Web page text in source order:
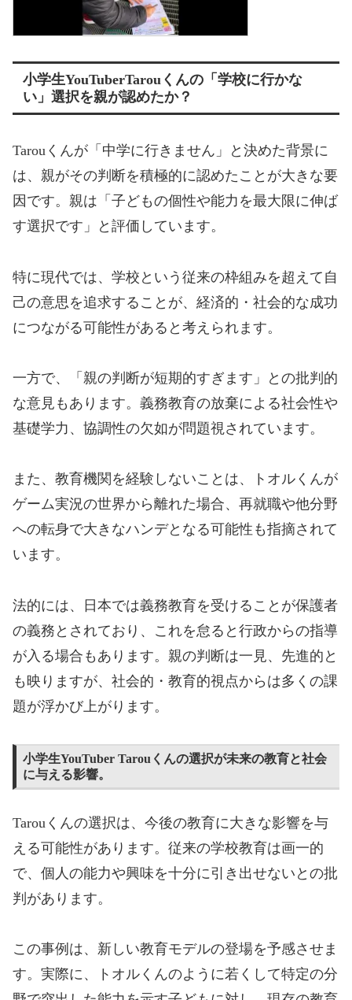
小学生YouTuberTarouくんの「学校に行かな
い」選択を親が認めたか？
Tarou くんが「中学に行きません」と決めた背景に
は、親がその判断を積極的に認めたことが大きな要
因です。親は「子どもの個性や能力を最大限に伸ば
す選択です」と評価しています。
特に現代では、学校という従来の枠組みを超えて自
己の意思を追求することが、経済的・社会的な成功
につながる可能性があると考えられます。
一方で、「親の判断が短期的すぎます」との批判的
な意見もあります。義務教育の放棄による社会性や
基礎学力、協調性の欠如が問題視されています。
また、教育機関を経験しないことは、トオルくんが
ゲーム実況の世界から離れた場合、再就職や他分野
への転身で大きなハンデとなる可能性も指摘されて
います。
法的には、日本では義務教育を受けることが保護者
の義務とされており、これを怠ると行政からの指導
が入る場合もあります。親の判断は一見、先進的と
も映りますが、社会的・教育的視点からは多くの課
題が浮かび上がります。
小学生YouTuber Tarou くんの選択が未来の教育と社会
に与える影響。
Tarou くんの選択は、今後の教育に大きな影響を与
える可能性があります。従来の学校教育は画一的
で、個人の能力や興味を十分に引き出せないとの批
判があります。
この事例は、新しい教育モデルの登場を予感させま
す。実際に、トオルくんのように若くして特定の分